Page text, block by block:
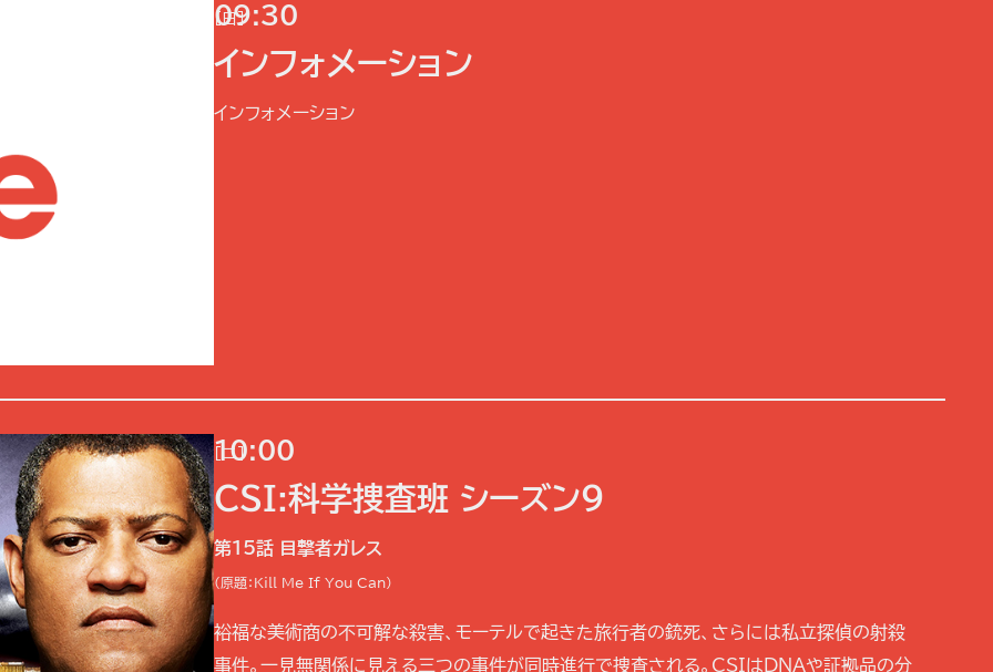
09:30
[日]
インフォメーション
インフォメーション
10:00
[二]
CSI:科学捜査班 シーズン9
第15話 目撃者ガレス
(原題：Kill Me If You Can)
裕福な美術商の不可解な殺害、モーテルで起きた旅行者の銃死、さらには私立探偵の射殺
事件。一見無関係に見える三つの事件が同時進行で捜査される。CSIはDNAや証拠品の分